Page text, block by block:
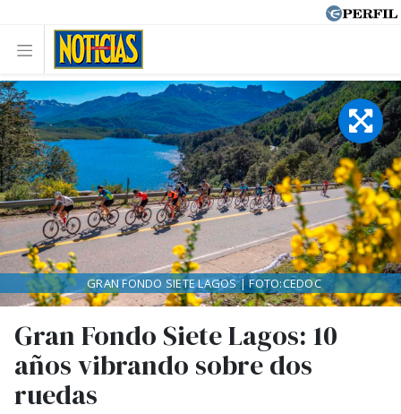
Gran Fondo Siete Lagos: 10
años vibrando sobre dos
ruedas
GRAN FONDO SIETE LAGOS | FOTO:CEDOC